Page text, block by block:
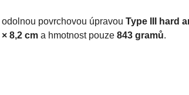
odolnou povrchovou úpravou Type III hard
8,2 cm a hmotnost pouze 843 gramů.